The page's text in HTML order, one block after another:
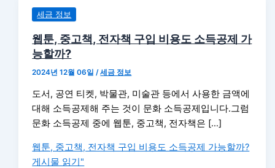
세금 정보
웹툰, 중고책, 전자책 구입 비용도 소득공제 가
능할까?
2024년 12월 06일 /세금 정보
도서, 공연 티켓, 박물관, 미술관 등에서 사용한 금액에
대해 소득공제해 주는 것이 문화 소득공제입니다.그럼
문화 소득공제 중에 웹툰, 중고책, 전자책은 […]
웹툰, 중고책, 전자책 구입 비용도 소득공제 가능할까?
게시물 읽기"